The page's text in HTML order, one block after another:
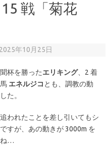
戦「菊花
2025年10月25日
杯を勝ったエリキング、2 着
エネルジコ とも、調教の動
た。
われたことを差し引いてもシ
すが、あの動きが 3000m を
ね…